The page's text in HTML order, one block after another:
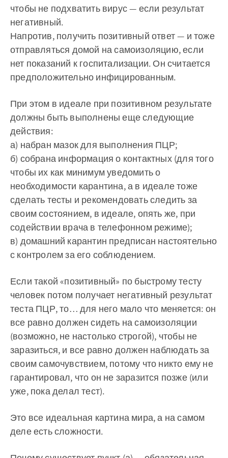
чтобы не подхватить вирус — если результат
негативный.
Напротив, получить позитивный ответ — и тоже
отправляться домой на самоизоляцию, если
нет показаний к госпитализации. Он считается
предположительно инфицированным.
При этом в идеале при позитивном результате
должны быть выполнены еще следующие
действия:
а) набран мазок для выполнения ПЦР;
б) собрана информация о контактных (для того
чтобы их как минимум уведомить о
необходимости карантина, а в идеале тоже
сделать тесты и рекомендовать следить за
своим состоянием, в идеале, опять же, при
содействии врача в телефонном режиме);
в) домашний карантин предписан настоятельно
с контролем за его соблюдением.
Если такой «позитивный» по быстрому тесту
человек потом получает негативный результат
теста ПЦР, то… для него мало что меняется: он
все равно должен сидеть на самоизоляции
(возможно, не настолько строгой), чтобы не
заразиться, и все равно должен наблюдать за
своим самочувствием, потому что никто ему не
гарантировал, что он не заразится позже (или
уже, пока делал тест).
Это все идеальная картина мира, а на самом
деле есть сложности.